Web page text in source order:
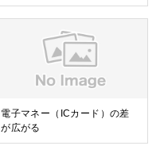
電子マネー（ICカード）の差
が広がる